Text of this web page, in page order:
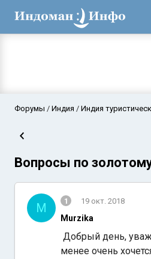
Форумы Индия Индия
Вопросы по
M 1 19 окт. 2018
Murzika
Добрый день,
менее очень